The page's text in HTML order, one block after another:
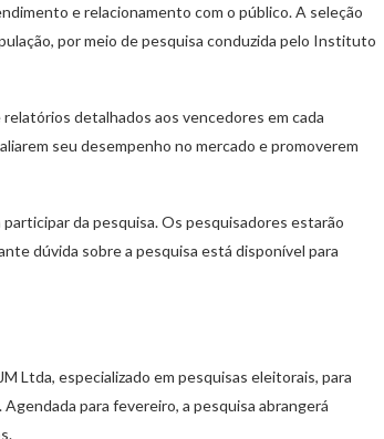
e relacionamento com o público. A seleção
por meio de pesquisa conduzida pelo Instituto
detalhados aos vencedores em cada
seu desempenho no mercado e promoverem
da pesquisa. Os pesquisadores estarão
dúvida sobre a pesquisa está disponível para
Ltda, especializado em pesquisas eleitorais, para
para fevereiro, a pesquisa abrangerá